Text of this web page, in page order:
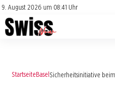
9. August 2026 um 08:41 Uhr
Impressum
Datenschutz
Jobs
Events
StartseiteBaselSicherheitsinitiative